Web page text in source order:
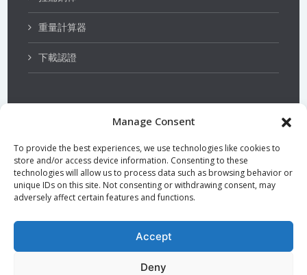
Manage Consent
To provide the best experiences, we use technologies like cookies to
store and/or access device information. Consenting to these
technologies will allow us to process data such as browsing behavior or
unique IDs on this site. Not consenting or withdrawing consent, may
adversely affect certain features and functions.
Accept
Deny
重量計算器
下載認證
泵軸品質鋼棒
調質鋼